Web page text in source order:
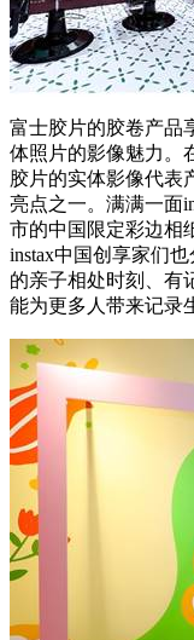
富士胶片的胶卷产品
体照片的影像魅力。
胶片的实体影像代表
亮点之一。满满一面
市的中国限定彩边相
instax中国创享家们
的亲子相处时刻、有
能为更多人带来记录